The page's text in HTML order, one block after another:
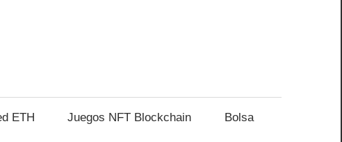
ETH Juegos NFT Blockchain Bolsa